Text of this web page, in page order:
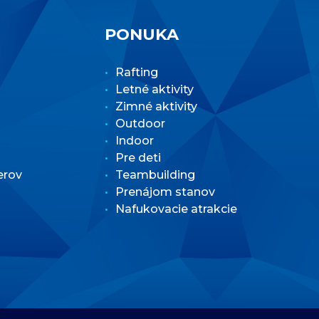
PONUKA
Rafting
Letné aktivity
Zimné aktivity
Outdoor
Indoor
Pre deti
Teambuilding
Prenájom stanov
Nafukovacie atrakcie